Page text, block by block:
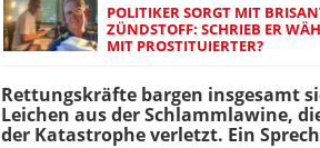
POLITIKER SORGT MIT
ZÜNDSTOFF: SCHRIEB ER
MIT PROSTITUIERTER?
Rettungskräfte bargen insgesamt
Leichen aus der Schlammlawine,
der Katastrophe verletzt. Ein